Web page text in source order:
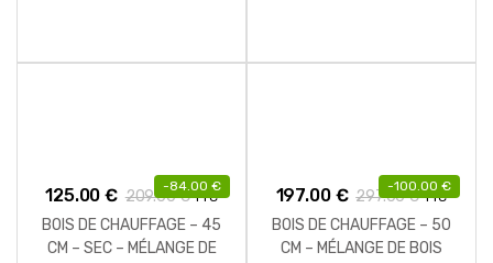
-84.00 €
125.00€ 209.00€ TTC
BOIS DE CHAUFFAGE – 45
CM – SEC – MÉLANGE DE
-100.00 €
197.00 € 297.00€ TTC
BOIS DE CHAUFFAGE – 50
CM – MÉLANGE DE BOIS